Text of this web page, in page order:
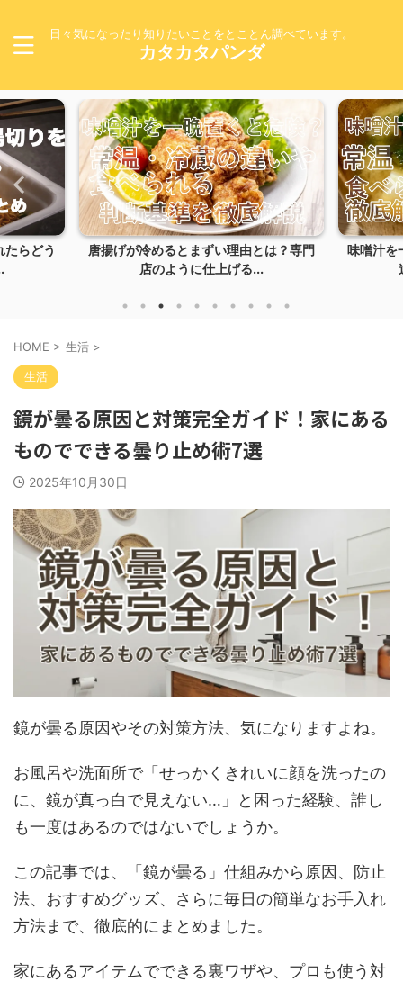
日々気になったり知りたいことをとことん調べています。
カタカタパンダ
らどう
唐揚げが冷めるとまずい理由とは？専門
店のように仕上げる...
味噌汁を
HOME > 生活 >
生活
鏡が曇る原因と対策完全ガイド！家にある
ものでできる曇り止め術7選
2025年10月30日
鏡が曇る原因やその対策方法、気になりますよね。
お風呂や洗面所で「せっかくきれいに顔を洗ったの
に、鏡が真っ白で見えない…」と困った経験、誰し
も一度はあるのではないでしょうか。
この記事では、「鏡が曇る」仕組みから原因、防止
法、おすすめグッズ、さらに毎日の簡単なお手入れ
方法まで、徹底的にまとめました。
家にあるアイテムでできる裏ワザや、プロも使う対